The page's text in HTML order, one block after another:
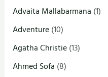
Advaita Mallabarmana (1)
Adventure(10)
Agatha Christie(13)
Ahmed Sofa (8)